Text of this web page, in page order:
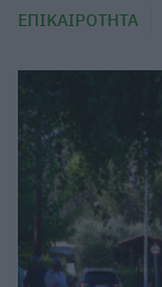
ΕΠΙΚΑΙΡΌΤΗΤΑ